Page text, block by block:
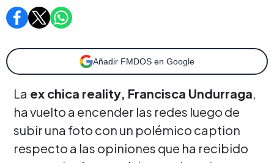
Añadir FMDOS en Google
La ex chica reality, Francisca Undurraga,
ha vuelto a encender las redes luego de
subir una foto con un polémico caption
respecto a las opiniones que ha recibido